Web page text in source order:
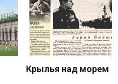
Крылья над морем